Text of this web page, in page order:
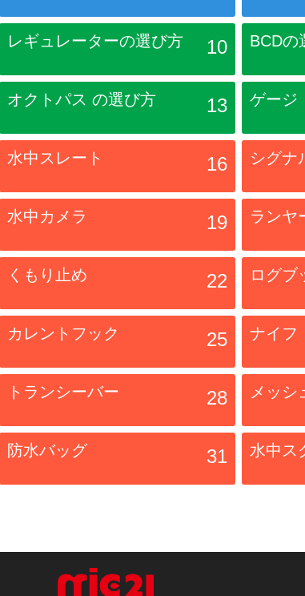
レギュレーターの選び方 10 BCDの
オクトパス の選び方 13 ゲージ
水中スレート 16 シグナ
水中カメラ 19 ランヤ
くもり止め 22 ログブ
カレントフック 25 ナイフ
トランシーバー 28 メッシ
防水バッグ 31 水中ス